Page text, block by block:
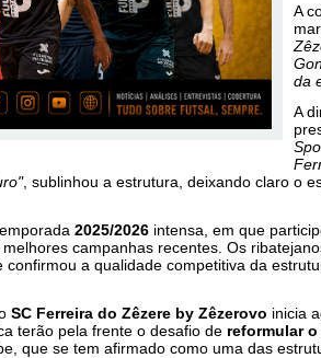
A
da
A
, sublinhou a estrutura, deixando claro o
2025/2026 intensa, em que
melhores campanhas recentes. Os
a qualidade competitiva da
SC Ferreira do Zêzere by Zêzerovo inicia
terão pela frente o desafio de reformular
que se tem afirmado como uma das